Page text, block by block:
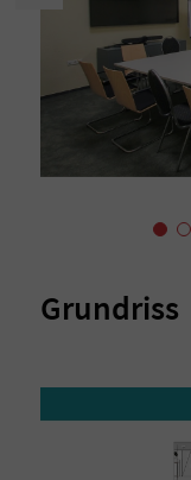
Grundriss